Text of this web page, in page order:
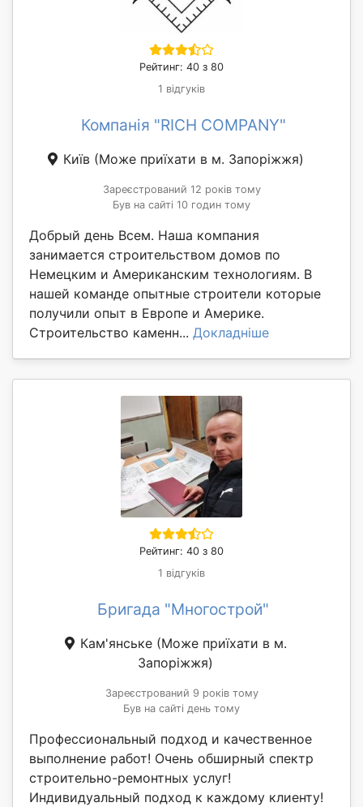
Рейтинг: 40 з 80
1 відгуків
Компанія "RICH COMPANY"
Київ (Може приїхати в м. Запоріжжя)
Зареєстрований 12 років тому
Був на сайті 10 годин тому
Добрый день Всем. Наша компания
занимается строительством домов по
Немецким и Американским технологиям. В
нашей команде опытные строители которые
получили опыт в Европе и Америке.
Строительство каменн... Докладніше
Рейтинг: 40 з 80
1 відгуків
Бригада "Многострой"
Кам'янське (Може приїхати в м.
Запоріжжя)
Зареєстрований 9 років тому
Був на сайті день тому
Профессиональный подход и качественное
выполнение работ! Очень обширный спектр
строительно-ремонтных услуг!
Индивидуальный подход к каждому клиенту!